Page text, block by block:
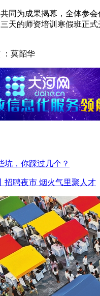
同为成果揭幕，全体参会
天的师资培训寒假班正式
莫韶华
坑，你踩过几个？
招聘夜市 烟火气里聚人才